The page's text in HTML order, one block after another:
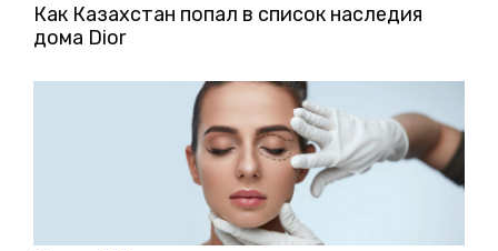
Как Казахстан попал в список наследия
дома Dior